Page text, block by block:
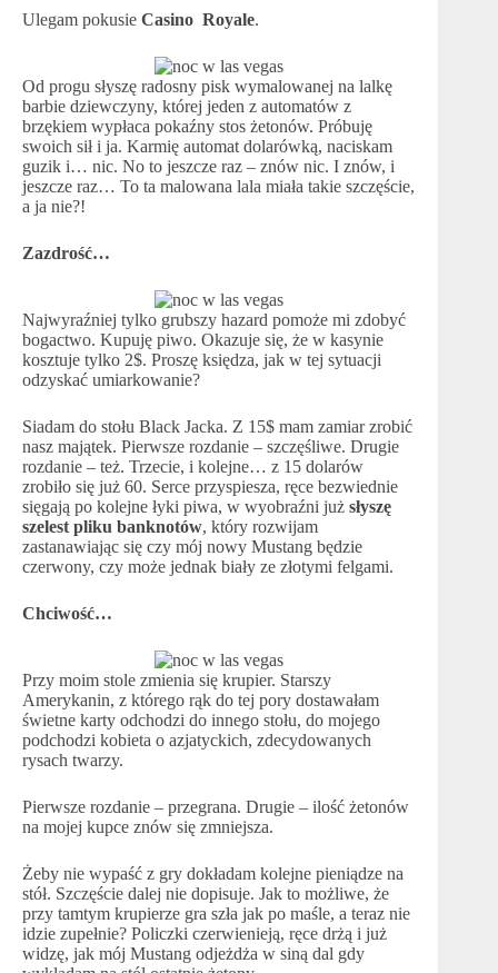
Ulegam pokusie Casino Royale.
Od progu słyszę radosny pisk wymalowanej na lalkę
barbie dziewczyny, której jeden z automatów z
brzękiem wypłaca pokaźny stos żetonów. Próbuję
swoich sił i ja. Karmię automat dolarówką, naciskam
guzik i… nic. No to jeszcze raz – znów nic. I znów, i
jeszcze raz… To ta malowana lala miała takie szczęście,
a ja nie?!
Zazdrość…
Najwyraźniej tylko grubszy hazard pomoże mi zdobyć
bogactwo. Kupuję piwo. Okazuje się, że w kasynie
kosztuje tylko 2$. Proszę księdza, jak w tej sytuacji
odzyskać umiarkowanie?
Siadam do stołu Black Jacka. Z 15$ mam zamiar zrobić
nasz majątek. Pierwsze rozdanie – szczęśliwe. Drugie
rozdanie – też. Trzecie, i kolejne… z 15 dolarów
zrobiło się już 60. Serce przyspiesza, ręce bezwiednie
sięgają po kolejne łyki piwa, w wyobraźni już słyszę
szelest pliku banknotów, który rozwijam
zastanawiając się czy mój nowy Mustang będzie
czerwony, czy może jednak biały ze złotymi felgami.
Chciwość…
Przy moim stole zmienia się krupier. Starszy
Amerykanin, z którego rąk do tej pory dostawałam
świetne karty odchodzi do innego stołu, do mojego
podchodzi kobieta o azjatyckich, zdecydowanych
rysach twarzy.
Pierwsze rozdanie – przegrana. Drugie – ilość żetonów
na mojej kupce znów się zmniejsza.
Żeby nie wypaść z gry dokładam kolejne pieniądze na
stół. Szczęście dalej nie dopisuje. Jak to możliwe, że
przy tamtym krupierze gra szła jak po maśle, a teraz nie
idzie zupełnie? Policzki czerwienieją, ręce drżą i już
widzę, jak mój Mustang odjeżdża w siną dal gdy